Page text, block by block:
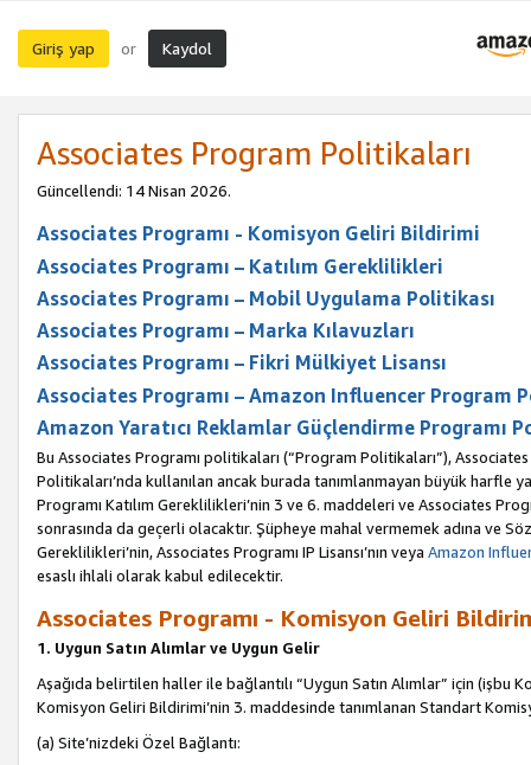
Giriş yap or Kaydol
Associates Program Politikaları
Güncellendi: 14 Nisan 2026.
Associates Programı - Komisyon Geliri Bildirimi
Associates Programı – Katılım Gereklilikleri
Associates Programı – Mobil Uygulama Politikası
Associates Programı – Marka Kılavuzları
Associates Programı – Fikri Mülkiyet Lisansı
Associates Programı – Amazon Influencer Program
Amazon Yaratıcı Reklamlar Güçlendirme Programı
Bu Associates Programı politikaları (“Program Politikaları”),
Politikaları’nda kullanılan ancak burada tanımlanmayan büyük harfle
Programı Katılım Gereklilikleri’nin 3 ve 6. maddeleri ve Associates
sonrasında da geçerli olacaktır. Şüpheye mahal vermemek adına ve
Gereklilikleri’nin, Associates Programı IP Lisansı’nın veya Amazon
esaslı ihlali olarak kabul edilecektir.
Associates Programı - Komisyon Geliri
1. Uygun Satın Alımlar ve Uygun Gelir
Aşağıda belirtilen haller ile bağlantılı “Uygun Satın Alımlar” için
Komisyon Geliri Bildirimi’nin 3. maddesinde tanımlanan Standart
(a) Site’nizdeki Özel Bağlantı: